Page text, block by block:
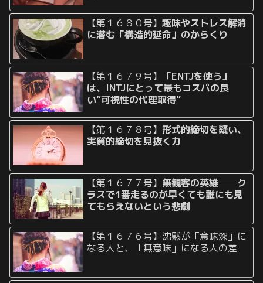
【第１６８０号】趣味やストレス解消
に潜む「構造的延命」のからくり
【第１６７９号】
「ENTJを使う」
は、INTJにとって最もコスパの良
い“可視性の代理取得”
【第１６７８号】形式的締切を疑い、
実質的締切を見抜く力
【第１６７７号】 無観客の英雄──ク
ラスで1番走るのが早くても誰にも見
てもらえないという悲劇
【第１６７６号】沈黙が「意味深」に
なる人と、「無意味」になる人の差